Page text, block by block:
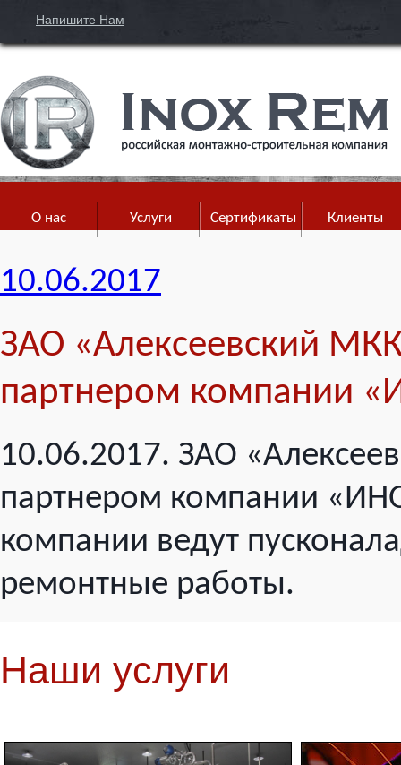
Напишите Нам
О нас Услуги Сертификаты Клиенты
10.06.2017
ЗАО «Алексеевский
партнером компании
10.06.2017. ЗАО
партнером компании
компании ведут
ремонтные работы.
Наши услуги